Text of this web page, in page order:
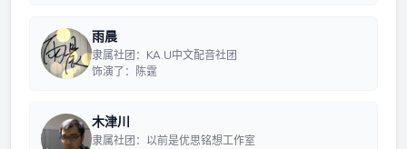
雨晨
隶属社团：KA.U中文配音社团
饰演了：陈霆
木津川
隶属社团：以前是优思铭想工作室